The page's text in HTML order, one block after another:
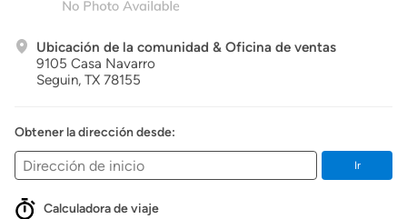
Ubicación de la comunidad & Oficina de ventas
9105 Casa Navarro
Seguin, TX 78155
Obtener la dirección desde:
Ir
Calculadora de viaje